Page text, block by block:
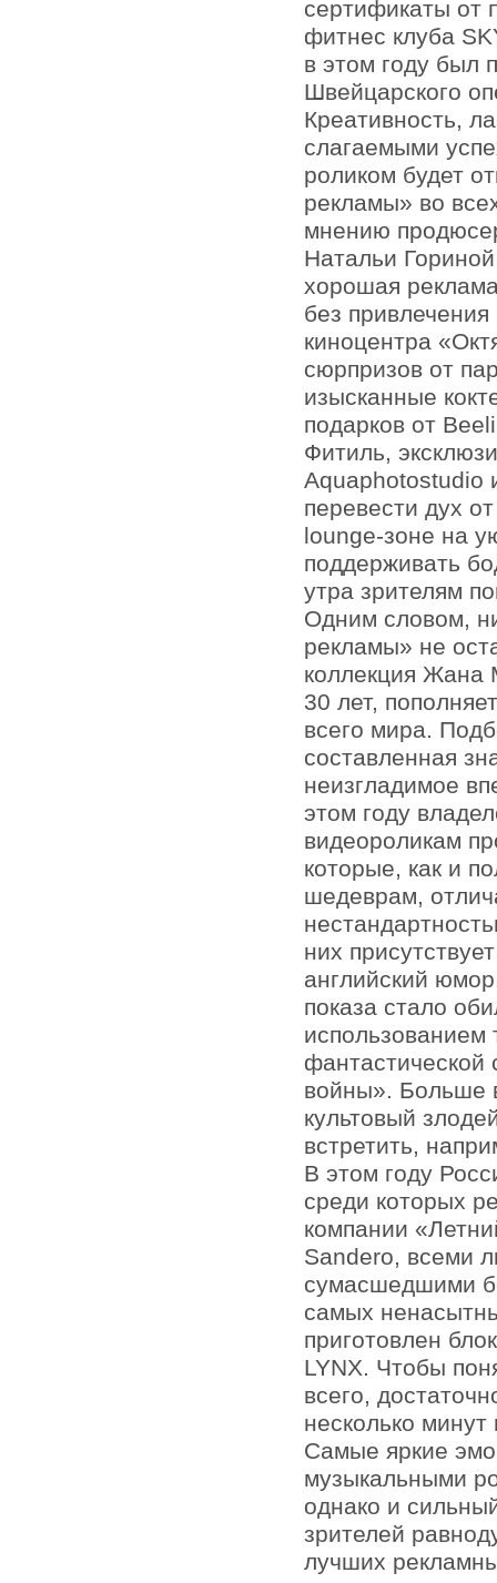
сертификаты от
фитнес клуба
в этом году был
Швейцарского
Креативность,
слагаемыми
роликом будет
рекламы» во
мнению
Натальи
хорошая
без
киноцентра
сюрпризов от
изысканные
подарков от
Фитиль,
Aquaphotostudio
перевести дух
lounge-зоне на
поддерживать
утра зрителям
Одним словом,
рекламы» не
коллекция Жана
30 лет,
всего мира.
составленная
неизгладимое
этом году
видеороликам
которые, как и
шедеврам,
них
английский
показа стало
использованием
войны». Больше
культовый
встретить,
В этом году
среди которых
компании
Sandero, всеми
сумасшедшими
самых
приготовлен
LYNX. Чтобы
всего,
несколько
Самые яркие
музыкальными
однако и
зрителей
лучших